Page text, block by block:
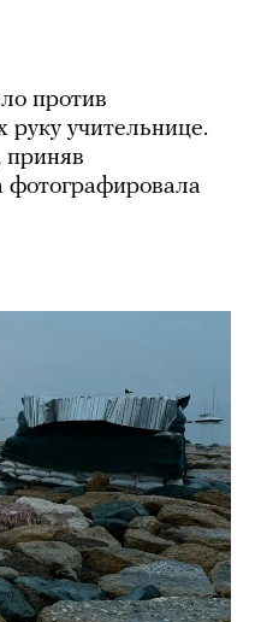
против
учительнице.
приняв
фотографировала